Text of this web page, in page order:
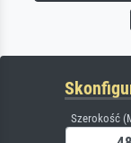
Szerokość